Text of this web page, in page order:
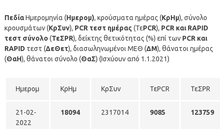
ΠεδίαΗμερομηνία (Ημερομ), κρούσματα ημέρας (ΚρΗμ), σύνολο
κρουσμάτων (ΚρΣυν), PCR τεστ ημέρας (ΤεPCR), PCR και RAPID
τεστ σύνολο (ΤεΣPR), δείκτης θετικότητας (%) επί των PCR και
RAPID τεστ (ΔεΘετ), διασωληνωμένοι ΜΕΘ (ΔΜ), θάνατοι ημέρας
(ΘαΗ), θάνατοι σύνολο (ΘαΣ) (Ισχύουν από 1.1.2021)
Ημερομ ΚρΗμ ΚρΣυν ΤεPCR ΤεΣPR
21-02-
2022
18094 2317014 9085 123759